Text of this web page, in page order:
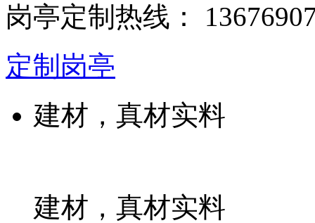
岗亭定制热线：
定制岗亭
建材，真材实料
建材，真材实料